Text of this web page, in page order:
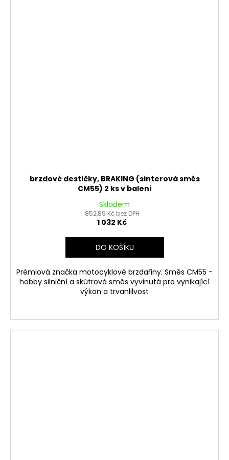
brzdové destičky, BRAKING (sinterová směs
CM55) 2 ks v balení
Skladem
852,89 Kč bez DPH
1 032 Kč
DO KOŠÍKU
Prémiová značka motocyklové brzdařiny. Směs CM55 -
hobby silniční a skútrová směs vyvinutá pro vynikající
výkon a trvanlilvost